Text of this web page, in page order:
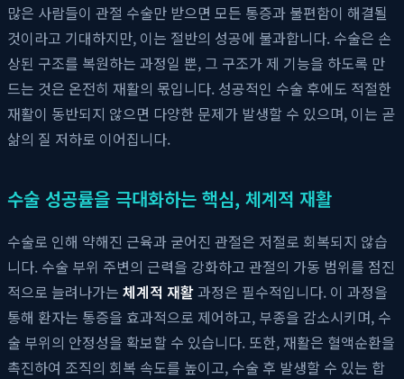
많은 사람들이 관절 수술만 받으면 모든 통증과 불편함이 해결될
것이라고 기대하지만, 이는 절반의 성공에 불과합니다. 수술은 손
상된 구조를 복원하는 과정일 뿐, 그 구조가 제 기능을 하도록 만
드는 것은 온전히 재활의 몫입니다. 성공적인 수술 후에도 적절한
재활이 동반되지 않으면 다양한 문제가 발생할 수 있으며, 이는 곧
삶의 질 저하로 이어집니다.
수술 성공률을 극대화하는 핵심, 체계적 재활
수술로 인해 약해진 근육과 굳어진 관절은 저절로 회복되지 않습
니다. 수술 부위 주변의 근력을 강화하고 관절의 가동 범위를 점진
적으로 늘려나가는 체계적 재활과정은 필수적입니다. 이 과정을
통해 환자는 통증을 효과적으로 제어하고, 부종을 감소시키며, 수
술 부위의 안정성을 확보할 수 있습니다. 또한, 재활은 혈액순환을
촉진하여 조직의 회복 속도를 높이고, 수술 후 발생할 수 있는 합